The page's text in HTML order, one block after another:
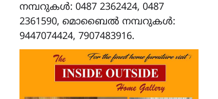
നമ്പറുകൾ: 0487 2362424, 0487
2361590, മൊബൈൽ നമ്പറുകൾ:
9447074424, 7907483916.